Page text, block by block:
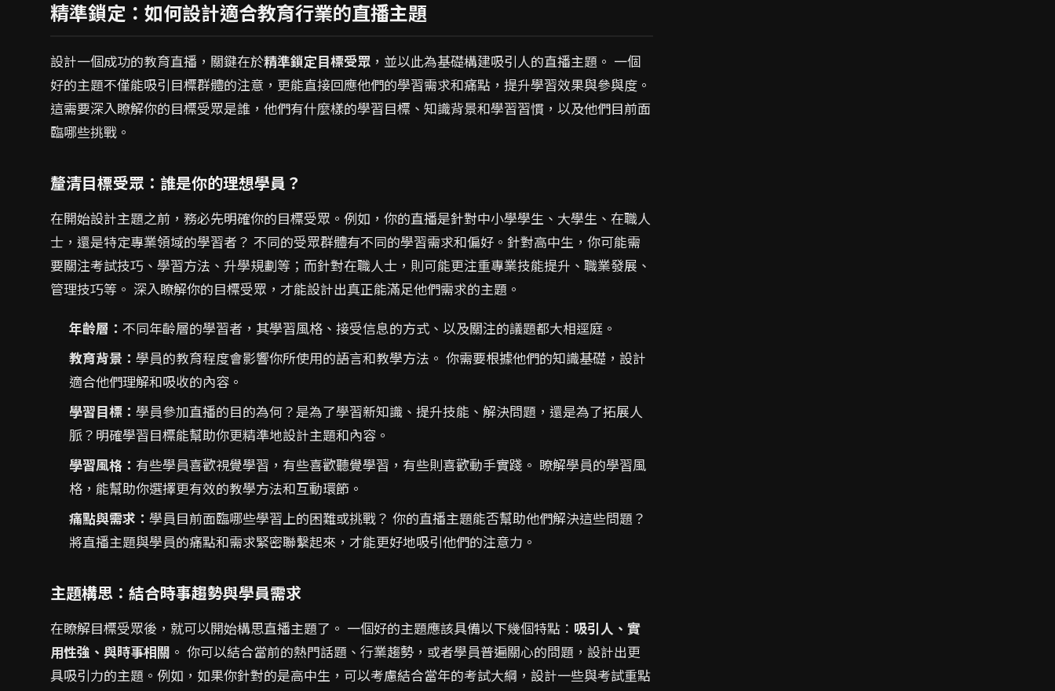
精準鎖定：如何設計適合教育行業的直播主題
設計一個成功的教育直播，關鍵在於精準鎖定目標受眾 ，並以此為基礎構建吸引人的直播主題。 一個
好的主題不僅能吸引目標群體的注意，更能直接回應他們的學習需求和痛點，提升學習效果與參與度。
這需要深入瞭解你的目標受眾是誰，他們有什麼樣的學習目標、知識背景和學習習慣，以及他們目前面
臨哪些挑戰。
釐清目標受眾：誰是你的理想學員？
在開始設計主題之前，務必先明確你的目標受眾。例如，你的直播是針對中小學學生、大學生、在職人
士，還是特定專業領域的學習者？ 不同的受眾群體有不同的學習需求和偏好。針對高中生，你可能需
要關注考試技巧、學習方法、升學規劃等；而針對在職人士，則可能更注重專業技能提升、職業發展、
管理技巧等。 深入瞭解你的目標受眾，才能設計出真正能滿足他們需求的主題。
年齡層： 不同年齡層的學習者，其學習風格、接受信息的方式、以及關注的議題都大相逕庭。
教育背景： 學員的教育程度會影響你所使用的語言和教學方法。 你需要根據他們的知識基礎，設計
適合他們理解和吸收的內容。
學習目標： 學員參加直播的目的為何？是為了學習新知識、提升技能、解決問題，還是為了拓展人
脈？明確學習目標能幫助你更精準地設計主題和內容。
學習風格： 有些學員喜歡視覺學習，有些喜歡聽覺學習，有些則喜歡動手實踐。 瞭解學員的學習風
格，能幫助你選擇更有效的教學方法和互動環節。
痛點與需求： 學員目前面臨哪些學習上的困難或挑戰？ 你的直播主題能否幫助他們解決這些問題？
將直播主題與學員的痛點和需求緊密聯繫起來，才能更好地吸引他們的注意力。
主題構思：結合時事趨勢與學員需求
在瞭解目標受眾後，就可以開始構思直播主題了。 一個好的主題應該具備以下幾個特點： 吸引人、實
用性強、與時事相關 。 你可以結合當前的熱門話題、行業趨勢，或者學員普遍關心的問題，設計出更
具吸引力的主題。例如，如果你針對的是高中生，可以考慮結合當年的考試大綱，設計一些與考試重點